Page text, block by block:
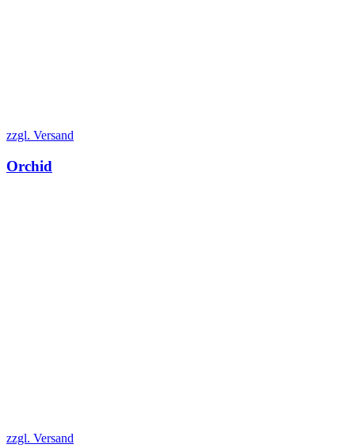
zzgl. Versand
Orchid
zzgl. Versand